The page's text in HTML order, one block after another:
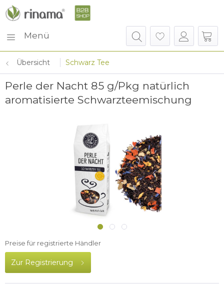
Menü
Übersicht Schwarz Tee
Perle der Nacht 85 g/Pkg natürlich
aromatisierte Schwarzteemischung
Preise für registrierte Händler
Zur Registrierung